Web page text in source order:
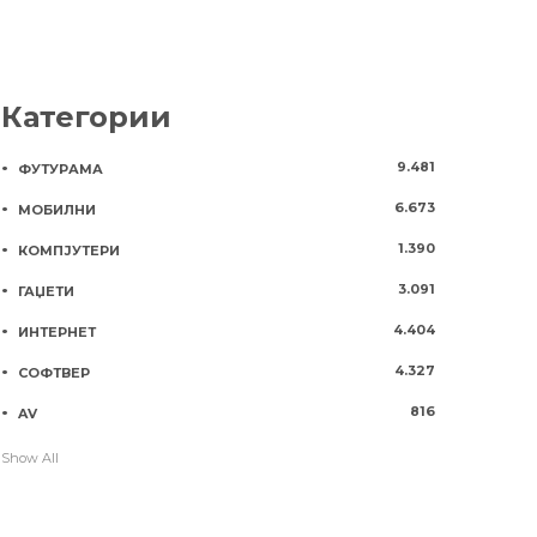
Категории
ФУТУРАМА 9.481
МОБИЛНИ 6.673
КОМПЈУТЕРИ 1.390
ГАЏЕТИ 3.091
ИНТЕРНЕТ 4.404
СОФТВЕР 4.327
AV 816
Show All